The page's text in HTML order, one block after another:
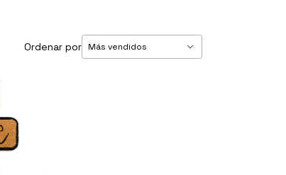
Ordenar por